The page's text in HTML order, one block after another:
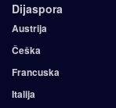
Dijaspora
Austrija
Češka
Francuska
Italija